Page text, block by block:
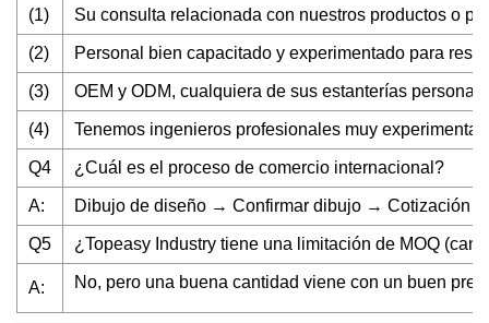
(1) Su consulta relacionada con nuestros productos o
(2) Personal bien capacitado y experimentado para
(3) OEM y ODM, cualquiera de sus estanterías
(4) Tenemos ingenieros profesionales muy
Q4 ¿Cuál es el proceso de comercio internacional?
A: Dibujo de diseño → Confirmar dibujo → Cotización
Q5 ¿Topeasy Industry tiene una limitación de MOQ
A: No, pero una buena cantidad viene con un buen